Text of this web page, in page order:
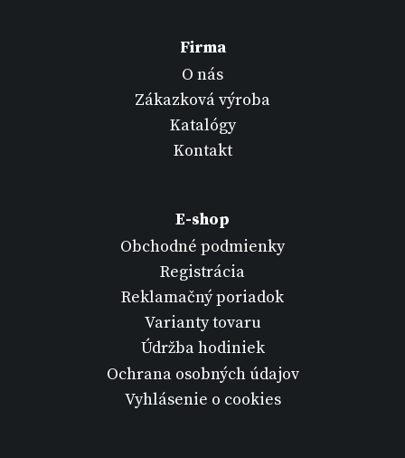
Firma
O nás
Zákazková výroba
Katalógy
Kontakt
E-shop
Obchodné podmienky
Registrácia
Reklamačný poriadok
Varianty tovaru
Údržba hodiniek
Ochrana osobných údajov
Vyhlásenie o cookies